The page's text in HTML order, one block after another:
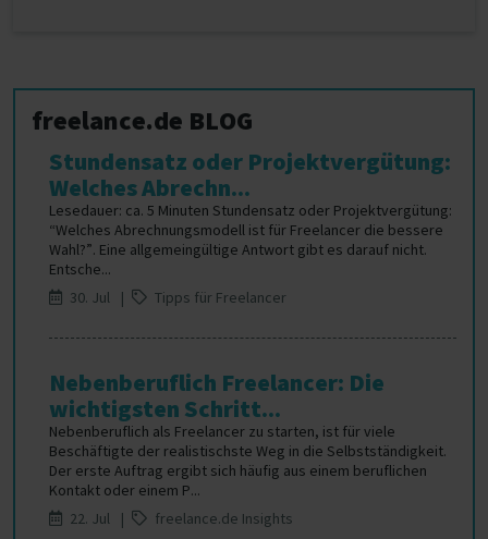
freelance.de BLOG
Stundensatz oder Projektvergütung:
Welches Abrechn...
Lesedauer: ca. 5 Minuten Stundensatz oder Projektvergütung:
“Welches Abrechnungsmodell ist für Freelancer die bessere
Wahl?”. Eine allgemeingültige Antwort gibt es darauf nicht.
Entsche...
30. Jul |
Tipps für Freelancer
Nebenberuflich Freelancer: Die
wichtigsten Schritt...
Nebenberuflich als Freelancer zu starten, ist für viele
Beschäftigte der realistischste Weg in die Selbstständigkeit.
Der erste Auftrag ergibt sich häufig aus einem beruflichen
Kontakt oder einem P...
22. Jul |
freelance.de Insights